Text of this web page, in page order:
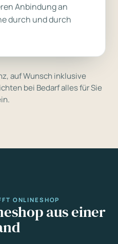
Anbindung an
durch und durch
auf Wunsch inklusive
bei Bedarf alles für Sie
ONLINESHOP
aus einer